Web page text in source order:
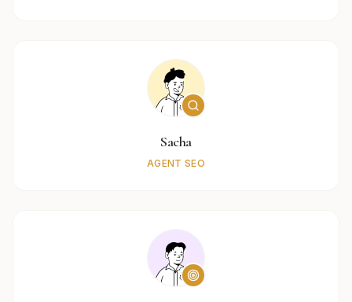
Sacha
AGENT SEO